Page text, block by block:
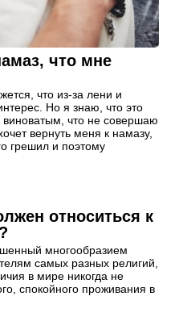
что мне
что из-за лени и
Но я знаю, что это
виноватым, что не совершаю
вернуть меня к намазу,
грешил и поэтому
относиться к
многообразием
самых разных религий,
в мире никогда не
спокойного проживания в